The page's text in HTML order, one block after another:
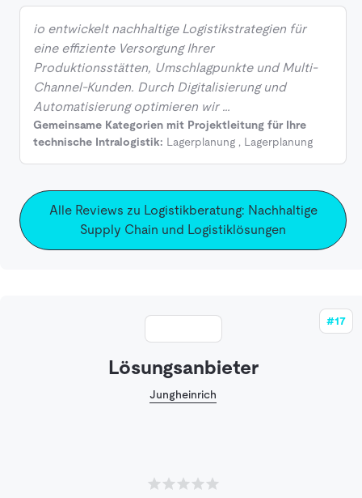
io entwickelt nachhaltige Logistikstrategien für
eine effiziente Versorgung Ihrer
Produktionsstätten, Umschlagpunkte und Multi-
Channel-Kunden. Durch Digitalisierung und
Automatisierung optimieren wir …
Gemeinsame Kategorien mit Projektleitung für Ihre
technische Intralogistik: Lagerplanung , Lagerplanung
Alle Reviews zu Logistikberatung: Nachhaltige
Supply Chain und Logistiklösungen
#17
Lösungsanbieter
Jungheinrich